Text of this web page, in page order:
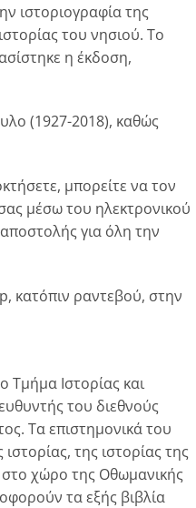
ιστοριογραφία της
του νησιού. Tο
η έκδοση,
(1927-2018), καθώς
μπορείτε να τον
μέσω του ηλεκτρονικού
για όλη την
κατόπιν ραντεβού, στην
Τμήμα Ιστορίας και
του διεθνούς
Τα επιστημονικά του
της ιστορίας της
στο χώρο της Οθωμανικής
τα εξής βιβλία